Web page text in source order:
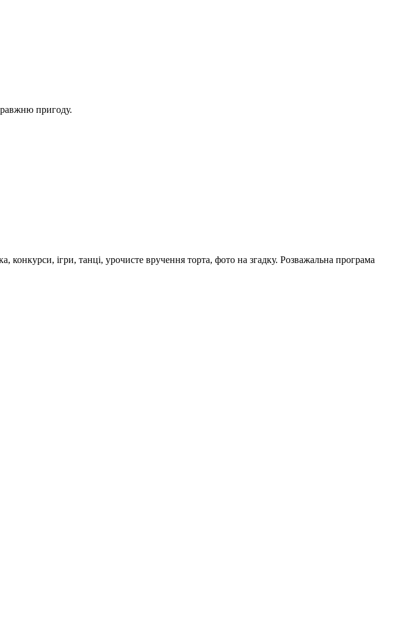
пригоду.
ігри, танці, урочисте вручення торта, фото на згадку. Розважальна програма